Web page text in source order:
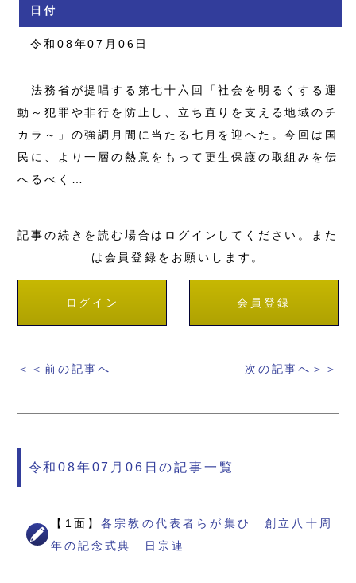
日付
令和08年07月06日
法務省が提唱する第七十六回「社会を明るくする運
動～犯罪や非行を防止し、立ち直りを支える地域のチ
カラ～」の強調月間に当たる七月を迎へた。今回は国
民に、より一層の熱意をもって更生保護の取組みを伝
へるべく…
記事の続きを読む場合はログインしてください。また
は会員登録をお願いします。
ログイン 会員登録
＜＜前の記事へ 次の記事へ＞＞
令和08年07月06日の記事一覧
【1面】各宗教の代表者らが集ひ 創立八十周
年の記念式典 日宗連